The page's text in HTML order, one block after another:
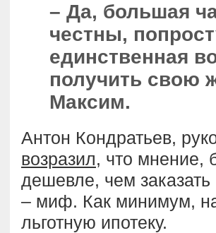
– Да, большая
честны,
единственная
получить свою
Максим.
Антон Кондратьев,
возразил, что мнение,
дешевле, чем
– миф. Как минимум,
льготную ипотеку.